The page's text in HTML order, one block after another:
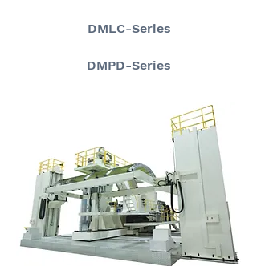
DMLC-Series
DMPD-Series